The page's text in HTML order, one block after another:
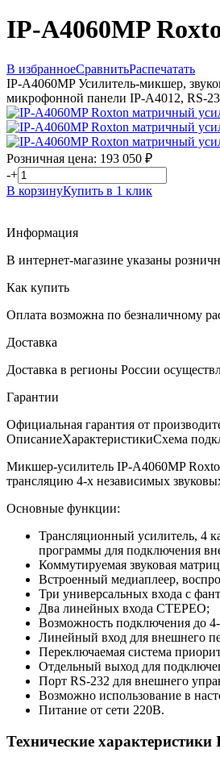
IP-A4060MP
В избранноеСравнитьРаспечатать
IP-A4060MP Усилитель-микшер,
микрофонной панели IP-A4012, RS-
Розничная цена: 193 050 ₽
-+
В корзинуКупить в 1 клик
Информация
В интернет-магазине указаны
Как купить
Оплата возможна по безналичному
Доставка
Доставка в регионы России
Гарантии
Официальная гарантия от
ОписаниеХарактеристикиСхема
Микшер-усилитель IP-A4060MP
трансляцию 4-х независимых
Основные функции:
Трансляционный усилитель, 4
программы для подключения
Коммутируемая звуковая
Встроенный медиаплеер,
Три универсальных входа с
Два линейных входа СТЕРЕО;
Возможность подключения до
Линейный вход для внешнего
Переключаемая система
Отдельный выход для
Порт RS-232 для внешнего
Возможно использование в
Питание от сети 220В.
Технические